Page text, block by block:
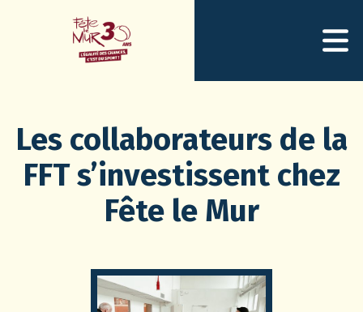
Les collaborateurs de la
FFT s’investissent chez
Fête le Mur